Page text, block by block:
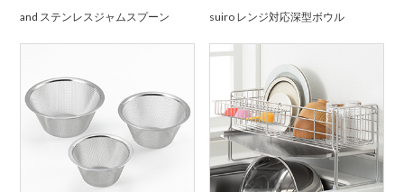
and ステンレスジャムスプーン suiro レンジ対応深型ボウル